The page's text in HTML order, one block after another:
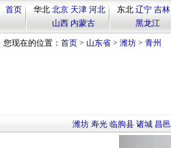
首页 华北 北京 天津 河北
山西 内蒙古
东北 辽宁 吉林
黑龙江
您现在的位置： 首页 > 山东省 > 潍坊 > 青州
潍坊 寿光 临朐县 诸城 昌邑